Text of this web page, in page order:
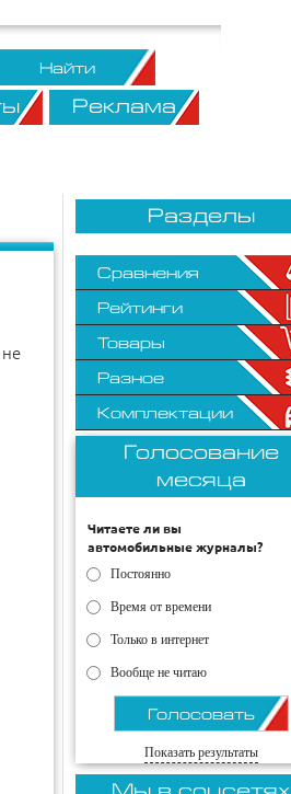
Реклама
Разделы
Сравнения
Рейтинги
Товары
Разное
Комплектации
Голосование
месяца
Читаете ли вы
автомобильные журналы?
Постоянно
Время от времени
Только в интернет
Вообще не читаю
Показать результаты